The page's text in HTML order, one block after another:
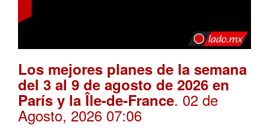
Los mejores planes de la semana
del 3 al 9 de agosto de 2026 en
París y la Île-de-France. 02 de
Agosto, 2026 07:06